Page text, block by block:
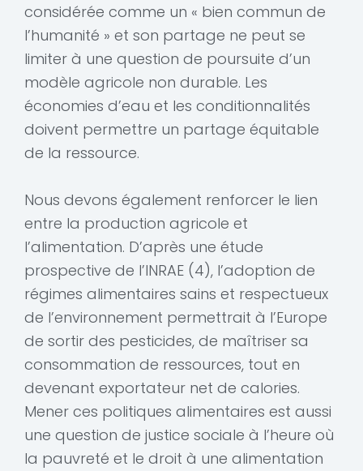
considérée comme un « bien commun de
l’humanité » et son partage ne peut se
limiter à une question de poursuite d’un
modèle agricole non durable. Les
économies d’eau et les conditionnalités
doivent permettre un partage équitable
de la ressource.
Nous devons également renforcer le lien
entre la production agricole et
l’alimentation. D’après une étude
prospective de l’INRAE (4), l’adoption de
régimes alimentaires sains et respectueux
de l’environnement permettrait à l’Europe
de sortir des pesticides, de maîtriser sa
consommation de ressources, tout en
devenant exportateur net de calories.
Mener ces politiques alimentaires est aussi
une question de justice sociale à l’heure où
la pauvreté et le droit à une alimentation